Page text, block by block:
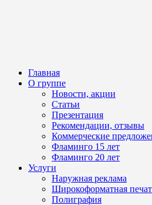
Главная
О группе
Новости, акции
Статьи
Презентация
Рекомендации, отзывы
Коммерческие
Фламинго 15 лет
Фламинго 20 лет
Услуги
Наружная реклама
Широкоформатная
Полиграфия